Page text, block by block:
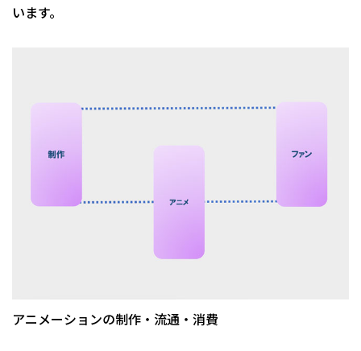
います。
アニメーションの制作・流通・消費